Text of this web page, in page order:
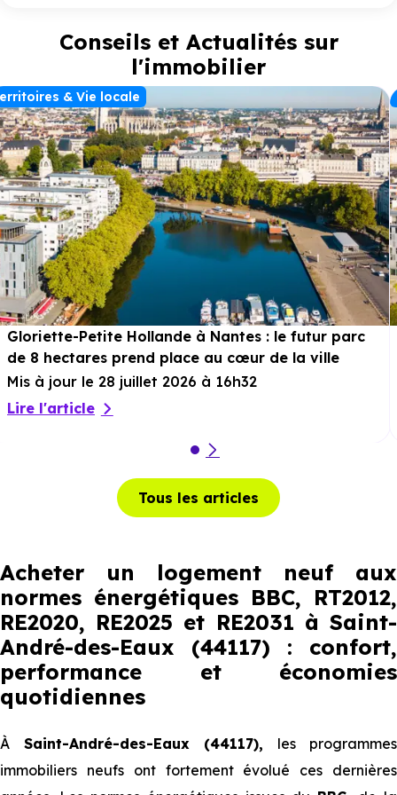
jardins permettent de profiter des beaux jours, tandis qu’une
piscine avec transats invite à la détente au cœur de la
résidence. Parking et caves complètent les prestations pour
un confort total.
Conseils et Actualités sur
l'immobilier
& Vie locale
Gloriette-Petite Hollande à Nantes : le futur parc
de 8 hectares prend place au cœur de la ville
Mis à jour le 28 juillet 2026 à 16h32
Lire l'article
Tous les articles
Acheter un logement neuf aux
normes énergétiques BBC, RT2012,
RE2020, RE2025 et RE2031 à Saint-
André-des-Eaux (44117) : confort,
performance et économies
quotidiennes
À Saint-André-des-Eaux (44117), les programmes
immobiliers neufs ont fortement évolué ces dernières